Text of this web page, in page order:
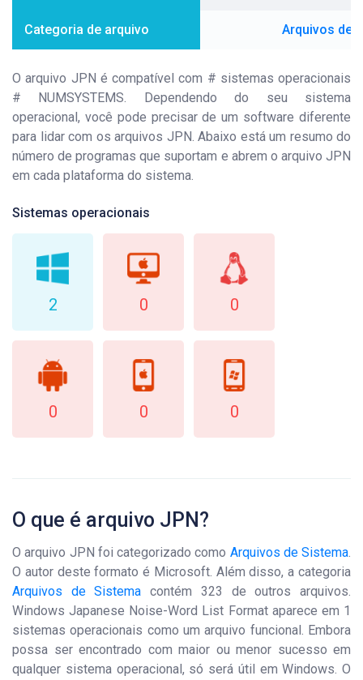
Categoria de arquivo Arquivos de
O arquivo JPN é compatível com # sistemas operacionais
# NUMSYSTEMS. Dependendo do seu sistema
operacional, você pode precisar de um software diferente
para lidar com os arquivos JPN. Abaixo está um resumo do
número de programas que suportam e abrem o arquivo JPN
em cada plataforma do sistema.
Sistemas operacionais
2 0 0
0 0 0
O que é arquivo JPN?
O arquivo JPN foi categorizado como Arquivos de Sistema.
O autor deste formato é Microsoft. Além disso, a categoria
Arquivos de Sistema contém 323 de outros arquivos.
Windows Japanese Noise-Word List Format aparece em 1
sistemas operacionais como um arquivo funcional. Embora
possa ser encontrado com maior ou menor sucesso em
qualquer sistema operacional, só será útil em Windows. O